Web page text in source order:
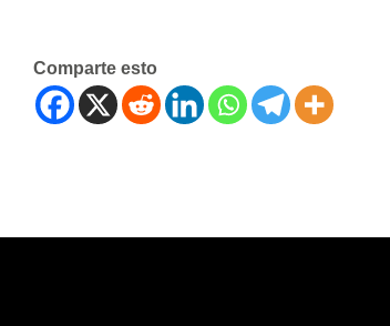
Comparte esto